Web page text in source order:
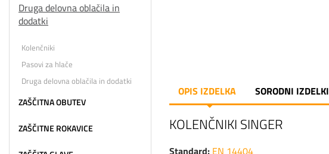
Druga delovna oblačila in
dodatki
Kolenčniki
Pasovi za hlače
Druga delovna oblačila in dodatki
ZAŠČITNA OBUTEV
ZAŠČITNE ROKAVICE
OPIS IZDELKA SORODNI IZDELKI
KOLENČNIKI SINGER
Standard: EN 14404